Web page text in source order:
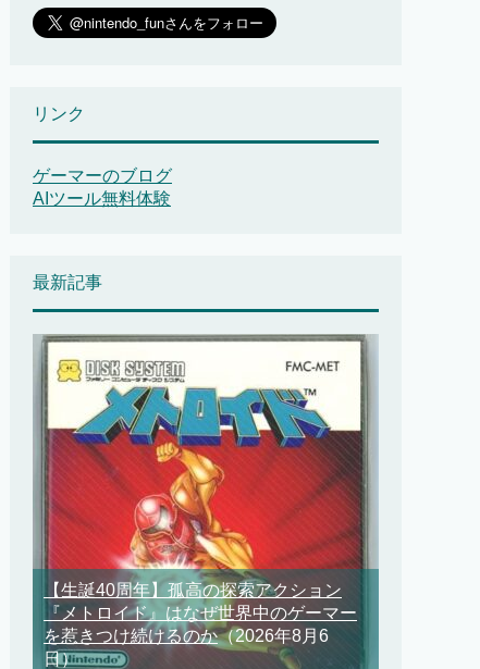
リンク
ゲーマーのブログ
AIツール無料体験
最新記事
【生誕40周年】孤高の探索アクション
『メトロイド』はなぜ世界中のゲーマー
を惹きつけ続けるのか（2026年8月6
日）